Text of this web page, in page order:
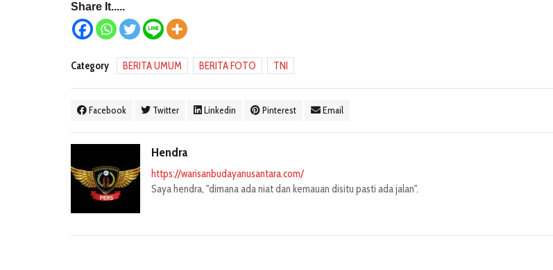
Share It.....
Category BERITA UMUM BERITA FOTO TNI
Facebook Twitter Linkedin Pinterest Email
Hendra
https://warisanbudayanusantara.com/
Saya hendra, "dimana ada niat dan kemauan disitu pasti ada jalan".